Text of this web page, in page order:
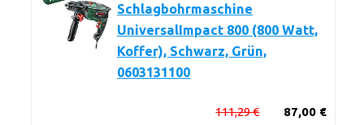
Schlagbohrmaschine
UniversalImpact 800 (800 Watt,
Koffer), Schwarz, Grün,
0603131100
87,00 €
111,29 €